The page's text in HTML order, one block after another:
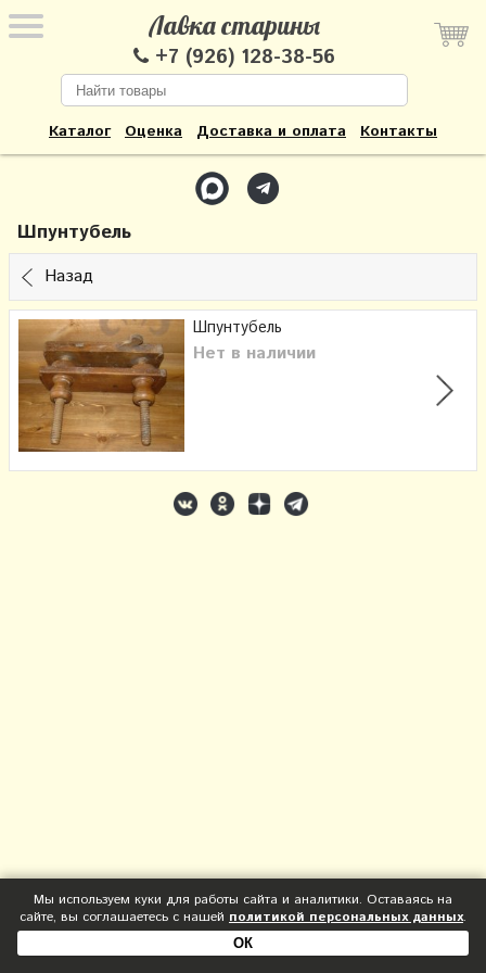
Лавка старины
+7 (926) 128-38-56
Каталог Оценка Доставка и оплата Контакты
Шпунтубель
Назад
Шпунтубель
Нет в наличии
Мы используем куки для работы сайта и аналитики. Оставаясь на
сайте, вы соглашаетесь с нашей политикой персональных данных.
ОК